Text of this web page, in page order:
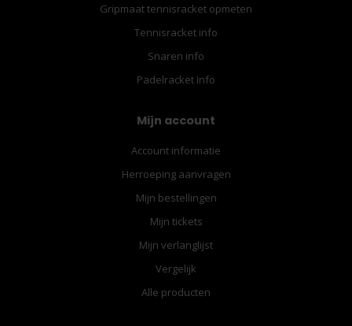
Gripmaat tennisracket opmeten
Tennisracket info
Snaren info
Padelracket Info
Mijn account
Account informatie
Herroeping aanvragen
Mijn bestellingen
Mijn tickets
Mijn verlanglijst
Vergelijk
Alle producten